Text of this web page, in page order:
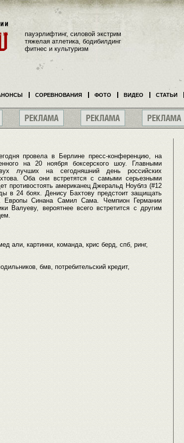
провела в Берлине пресс-конференцию, на
на 20 ноября боксерского шоу. Главными
лучших на сегодняшний день российских
Оба они встретятся с самыми серьезными
противостоять американец Джеральд Ноублз (#12
в 24 боях. Денису Бахтову предстоит защищать
Европы Синана Самил Сама. Чемпион Германии
Валуеву, вероятнее всего встретится с другим
али, картинки, команда, крис берд, спб, ринг,
бмв, потребительский кредит,
пауэрлифтинг, силовой экстрим
тяжелая атлетика, бодибилдинг
фитнес и культуризм
СОРЕВНОВАНИЯ ФОТО ВИДЕО СТАТЬИ